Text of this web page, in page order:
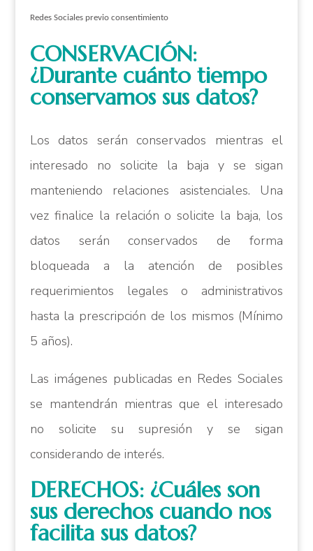
Redes Sociales previo consentimiento
CONSERVACIÓN:
¿Durante cuánto tiempo
conservamos sus datos?
Los datos serán conservados mientras el
interesado no solicite la baja y se sigan
manteniendo relaciones asistenciales. Una
vez finalice la relación o solicite la baja, los
datos serán conservados de forma
bloqueada a la atención de posibles
requerimientos legales o administrativos
hasta la prescripción de los mismos (Mínimo
5 años).
Las imágenes publicadas en Redes Sociales
se mantendrán mientras que el interesado
no solicite su supresión y se sigan
considerando de interés.
DERECHOS: ¿Cuáles son
sus derechos cuando nos
facilita sus datos?